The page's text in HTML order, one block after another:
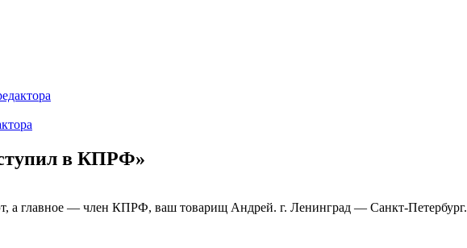
в КПРФ»
а главное — член КПРФ, ваш товарищ Андрей. г. Ленинград — Санкт-Петербург.